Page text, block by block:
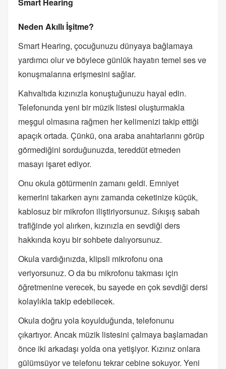
Smart Hearing
Neden Akıllı İşitme?
Smart Hearing, çocuğunuzu dünyaya bağlamaya
yardımcı olur ve böylece günlük hayatın temel ses ve
konuşmalarına erişmesini sağlar.
Kahvaltıda kızınızla konuştuğunuzu hayal edin.
Telefonunda yeni bir müzik listesi oluşturmakla
meşgul olmasına rağmen her kelimenizi takip ettiği
apaçık ortada. Çünkü, ona araba anahtarlarını görüp
görmediğini sorduğunuzda, tereddüt etmeden
masayı işaret ediyor.
Onu okula götürmenin zamanı geldi. Emniyet
kemerini takarken aynı zamanda ceketinize küçük,
kablosuz bir mikrofon iliştiriyorsunuz. Sıkışış sabah
trafiğinde yol alırken, kızınızla en sevdiği ders
hakkında koyu bir sohbete dalıyorsunuz.
Okula vardığınızda, klipsli mikrofonu ona
veriyorsunuz. O da bu mikrofonu takması için
öğretmenine verecek, bu sayede en çok sevdiği dersi
kolaylıkla takip edebilecek.
Okula doğru yola koyulduğunda, telefonunu
çıkartıyor. Ancak müzik listesini çalmaya başlamadan
önce iki arkadaşı yolda ona yetişiyor. Kızınız onlara
gülümsüyor ve telefonu tekrar cebine sokuyor. Yeni